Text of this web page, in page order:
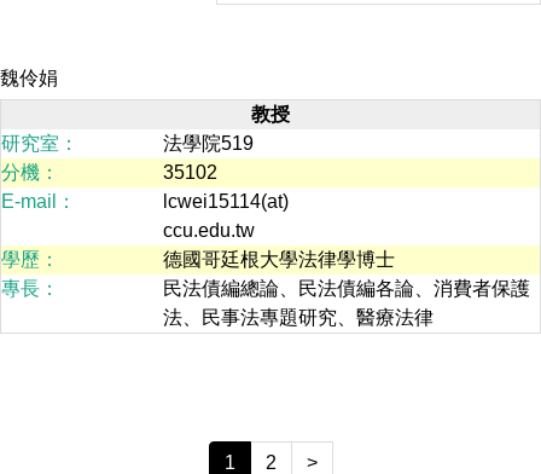
魏伶娟
教授
研究室：
法學院519
分機：
35102
E-mail：
lcwei15114(at)
ccu.edu.tw
學歷：
德國哥廷根大學法律學博士
專長：
民法債編總論、民法債編各論、消費者保護
法、民事法專題研究、醫療法律
1 2 >